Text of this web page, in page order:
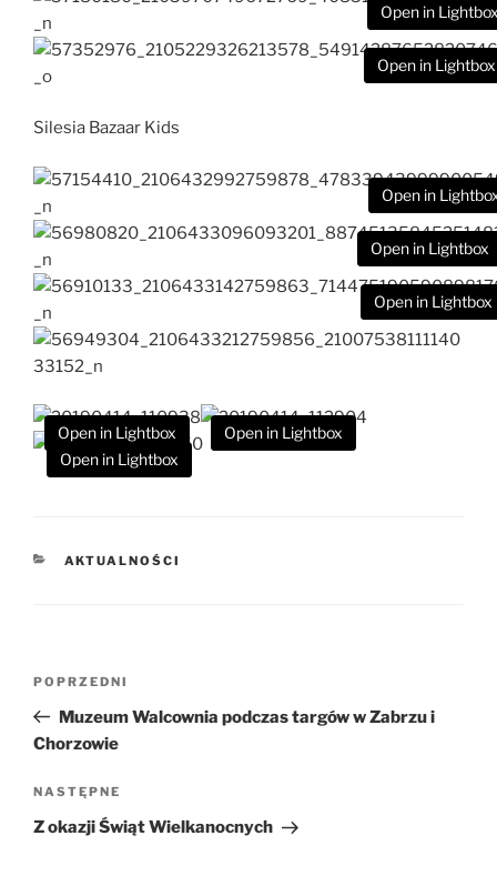
Open in
Open in Lightbox
Silesia Bazaar Kids
Open in
Open in Lightbox
Open in Lightbox
Open in Lightbox
Open in Lightbox
Open in Lightbox
KATEGORIE
AKTUALNOŚCI
Poprzedni
wpis
POPRZEDNI
Muzeum Walcownia podczas targów w Zabrzu i
Chorzowie
Następny
wpis
NASTĘPNE
Z okazji Świąt Wielkanocnych